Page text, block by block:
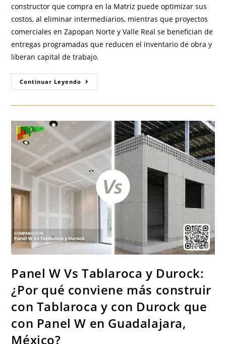
constructor que compra en la Matriz puede optimizar sus
costos, al eliminar intermediarios, mientras que proyectos
comerciales en Zapopan Norte y Valle Real se benefician de
entregas programadas que reducen el inventario de obra y
liberan capital de trabajo.
Continuar Leyendo ¿Dónde
Comprar
Durock
Zapopan?
La
Matriz
PIESA
Parres
Es
La
Respuesta
Panel W Vs Tablaroca y Durock:
¿Por qué conviene más construir
con Tablaroca y con Durock que
con Panel W en Guadalajara,
México?